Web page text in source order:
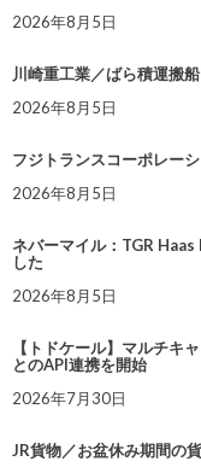
2026年8月5日
川崎重工業／ばら積運搬
2026年8月5日
フジトランスコーポレー
2026年8月5日
ネバーマイル：TGR
した
2026年8月5日
【トドケール】マルチキ
とのAPI連携を開始
2026年7月30日
JR貨物／お盆休み期間の